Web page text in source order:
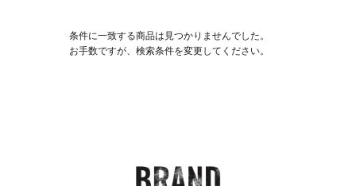
条件に一致する商品は見つかりませんでした。
お手数ですが、検索条件を変更してください。